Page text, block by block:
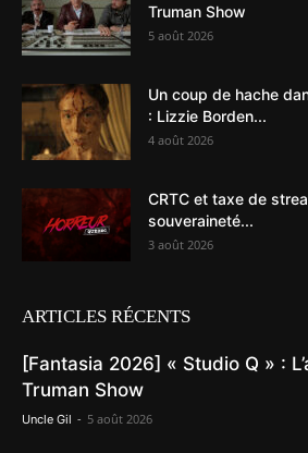
Truman Show
5 août 2026
Un coup de hache
: Lizzie Borden...
4 août 2026
CRTC et taxe de
souveraineté...
3 août 2026
ARTICLES RÉCENTS
[Fantasia 2026] « Studio Q » :
Truman Show
Uncle Gil - 5 août 2026